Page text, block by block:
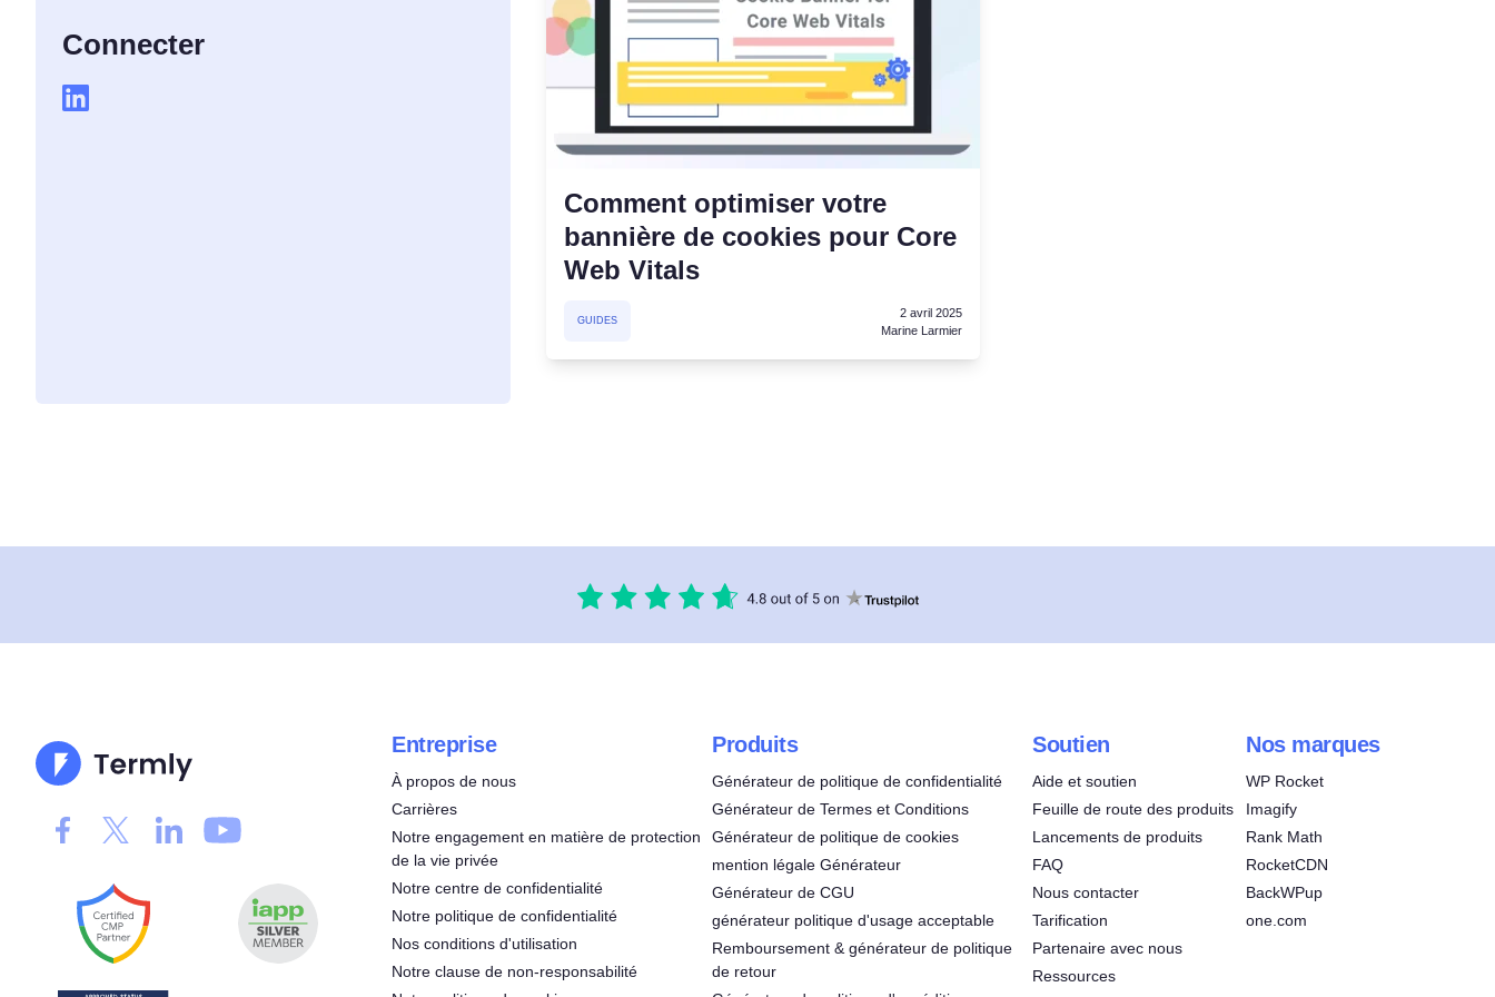
Solution tout-en-un de gestion du consentement
Consentement aux cookies
Obtenir le consentement et gérer les préférences
en matière de cookies
bannière de cookies Générateur
Création d'une bannière de cookies conforme à la
Connecter
Comment optimiser votre
bannière de cookies pour Core
Web Vitals
GUIDES
2 avril 2025
Marine Larmier
Entreprise
À propos de nous
Carrières
Notre engagement en matière de protection
de la vie privée
Notre centre de confidentialité
Notre politique de confidentialité
Nos conditions d'utilisation
Notre clause de non-responsabilité
Produits
Générateur de politique de confidentialité
Générateur de Termes et Conditions
Générateur de politique de cookies
mention légale Générateur
Générateur de CGU
générateur politique d'usage acceptable
Remboursement & générateur de politique
de retour
Soutien
Aide et soutien
Feuille de route des produits
Lancements de produits
FAQ
Nous contacter
Tarification
Partenaire avec nous
Ressources
Nos marques
WP Rocket
Imagify
Rank Math
RocketCDN
BackWPup
one.com